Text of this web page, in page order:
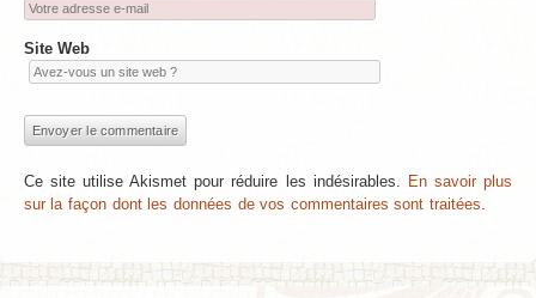
Site Web
Ce site utilise Akismet pour réduire les indésirables. En savoir plus
sur la façon dont les données de vos commentaires sont traitées